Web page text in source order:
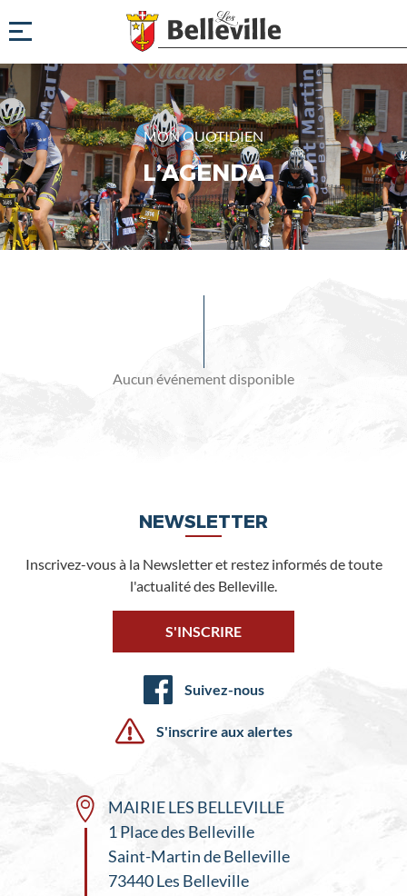
MON QUOTIDIEN
L’AGENDA
Aucun événement disponible
NEWSLETTER
Inscrivez-vous à la Newsletter et restez informés de toute
l'actualité des Belleville.
S'INSCRIRE
Suivez-nous
S'inscrire aux alertes
MAIRIE LES BELLEVILLE
1 Place des Belleville
Saint-Martin de Belleville
73440 Les Belleville